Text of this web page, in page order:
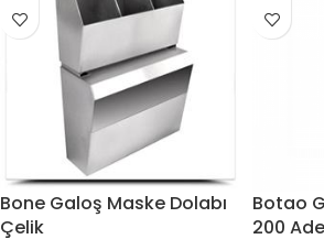
Bone Galoş Maske Dolabı
Çelik
Botao
200